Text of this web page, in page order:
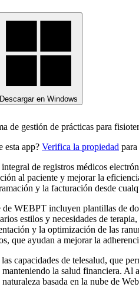
Descargar en Windows
de gestión de prácticas para
esta app? Verifica la propiedad
de registros médicos
al paciente y mejorar la
y la facturación desde
de WEBPT incluyen plantillas de
estilos y necesidades de
y la optimización de las
que ayudan a mejorar la
capacidades de telesalud, que
la salud financiera. Al
basada en la nube de